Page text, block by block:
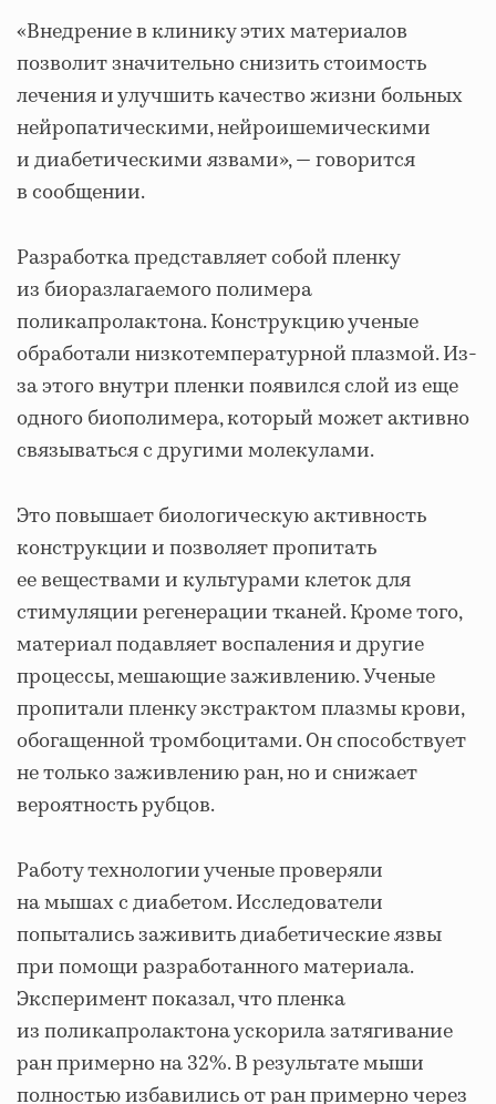
«Внедрение в клинику этих материалов
позволит значительно снизить стоимость
лечения и улучшить качество жизни больных
нейропатическими, нейроишемическими
и диабетическими язвами», — говорится
в сообщении.
Разработка представляет собой пленку
из биоразлагаемого полимера
поликапролактона. Конструкцию ученые
обработали низкотемпературной плазмой. Из-
за этого внутри пленки появился слой из еще
одного биополимера, который может активно
связываться с другими молекулами.
Это повышает биологическую активность
конструкции и позволяет пропитать
ее веществами и культурами клеток для
стимуляции регенерации тканей. Кроме того,
материал подавляет воспаления и другие
процессы, мешающие заживлению. Ученые
пропитали пленку экстрактом плазмы крови,
обогащенной тромбоцитами. Он способствует
не только заживлению ран, но и снижает
вероятность рубцов.
Работу технологии ученые проверяли
на мышах с диабетом. Исследователи
попытались заживить диабетические язвы
при помощи разработанного материала.
Эксперимент показал, что пленка
из поликапролактона ускорила затягивание
ран примерно на 32%. В результате мыши
полностью избавились от ран примерно через